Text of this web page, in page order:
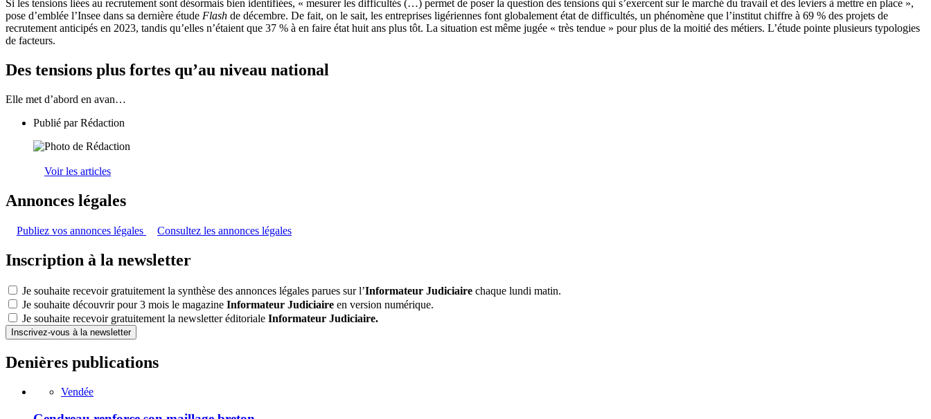
Si les tensions liées au recrutement sont désormais bien identifiées, « mesurer les difficultés (…) permet de poser la question des tensions qui s’exercent sur le marché du travail et des leviers à mettre en place »,
pose d’emblée l’Insee dans sa dernière étude Flash de décembre. De fait, on le sait, les entreprises ligériennes font globalement état de difficultés, un phénomène que l’institut chiffre à 69 % des projets de
recrutement anticipés en 2023, tandis qu’elles n’étaient que 37 % à en faire état huit ans plus tôt. La situation est même jugée « très tendue » pour plus de la moitié des métiers. L’étude pointe plusieurs typologies
de facteurs.
Des tensions plus fortes qu’au niveau national
Elle met d’abord en avan…
Publié parRédaction
Voir les articles
Annonces légales
Publiez vos annonces légales Consultez les annonces légales
Inscription à la newsletter
Je souhaite recevoir gratuitement la synthèse des annonces légales parues sur l’Informateur Judiciaire chaque lundi matin.
Je souhaite découvrir pour 3 mois le magazine Informateur Judiciaire en version numérique.
Je souhaite recevoir gratuitement la newsletter éditoriale Informateur Judiciaire.
Inscrivez-vous à la newsletter
Denières publications
Vendée